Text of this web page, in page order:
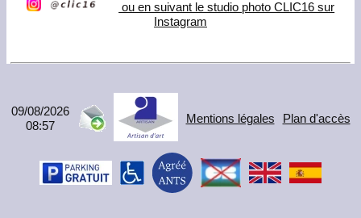
ou en suivant le studio photo CLIC16 sur
Instagram
09/08/2026
08:57
Mentions légales Plan d'accès